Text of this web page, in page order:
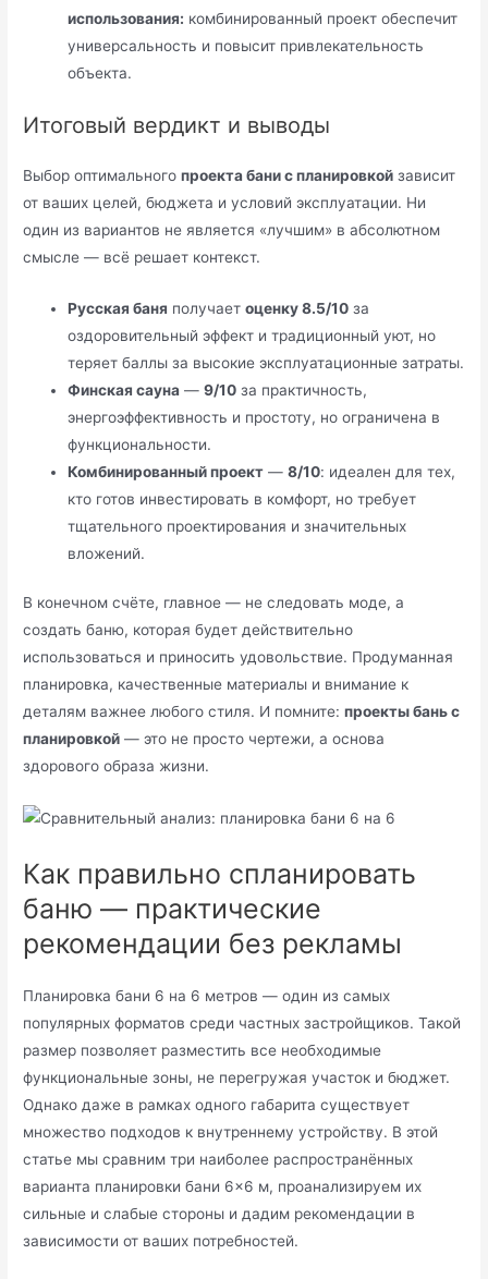
использования: комбинированный проект обеспечит
универсальность и повысит привлекательность
объекта.
Итоговый вердикт и выводы
Выбор оптимальногопроекта бани с планировкой зависит
от ваших целей, бюджета и условий эксплуатации. Ни
один из вариантов не является «лучшим» в абсолютном
смысле — всё решает контекст.
Русская баня получаетоценку 8.5/10 за
оздоровительный эффект и традиционный уют, но
теряет баллы за высокие эксплуатационные затраты.
Финская сауна —9/10 за практичность,
энергоэффективность и простоту, но ограничена в
функциональности.
Комбинированный проект —8/10: идеален для тех,
кто готов инвестировать в комфорт, но требует
тщательного проектирования и значительных
вложений.
В конечном счёте, главное — не следовать моде, а
создать баню, которая будет действительно
использоваться и приносить удовольствие. Продуманная
планировка, качественные материалы и внимание к
деталям важнее любого стиля. И помните:проекты бань с
планировкой — это не просто чертежи, а основа
здорового образа жизни.
Как правильно спланировать
баню — практические
рекомендации без рекламы
Планировка бани 6 на 6 метров — один из самых
популярных форматов среди частных застройщиков. Такой
размер позволяет разместить все необходимые
функциональные зоны, не перегружая участок и бюджет.
Однако даже в рамках одного габарита существует
множество подходов к внутреннему устройству. В этой
статье мы сравним три наиболее распространённых
варианта планировки бани 6×6 м, проанализируем их
сильные и слабые стороны и дадим рекомендации в
зависимости от ваших потребностей.